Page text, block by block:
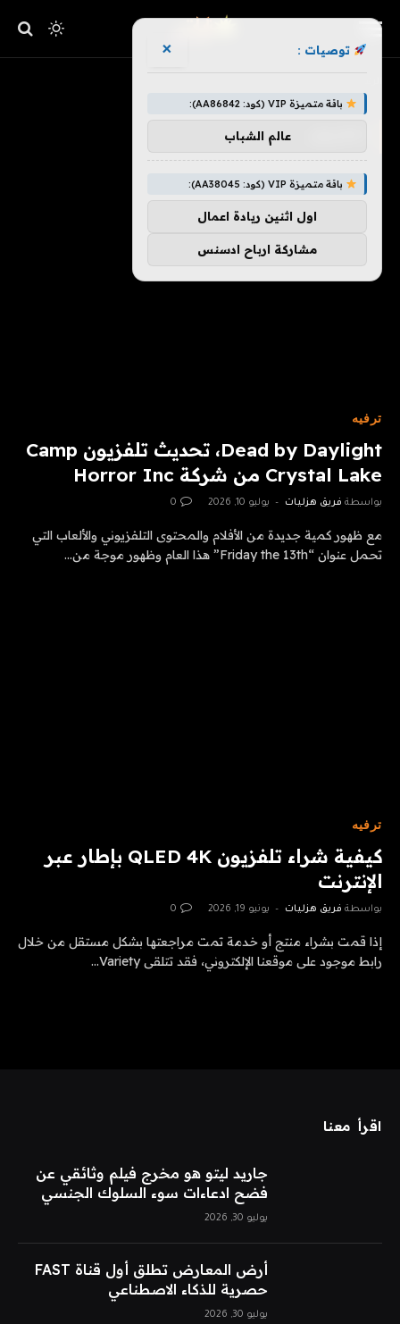
ترفيه
Dead by Daylight، تحديث تلفزيون Camp
Crystal Lake من شركة Horror Inc
بواسطة فريق هزليات يوليو 10, 2026 0
مع ظهور كمية جديدة من الأفلام والمحتوى التلفزيوني والألعاب التي
تحمل عنوان “Friday the 13th” هذا العام وظهور موجة من…
ترفيه
كيفية شراء تلفزيون QLED 4K بإطار عبر
الإنترنت
بواسطة فريق هزليات يونيو 19, 2026 0
إذا قمت بشراء منتج أو خدمة تمت مراجعتها بشكل مستقل من خلال
رابط موجود على موقعنا الإلكتروني، فقد تتلقى Variety…
اقرأ معنا
جاريد ليتو هو مخرج فيلم وثائقي عن
فضح ادعاءات سوء السلوك الجنسي
يوليو 30, 2026
أرض المعارض تطلق أول قناة FAST
حصرية للذكاء الاصطناعي
يوليو 30, 2026
توصيات : ×
باقة متميزة VIP (كود: AA86842):
عالم الشباب
باقة متميزة VIP (كود: AA38045):
اول اثنين ريادة اعمال
مشاركة ارباح ادسنس